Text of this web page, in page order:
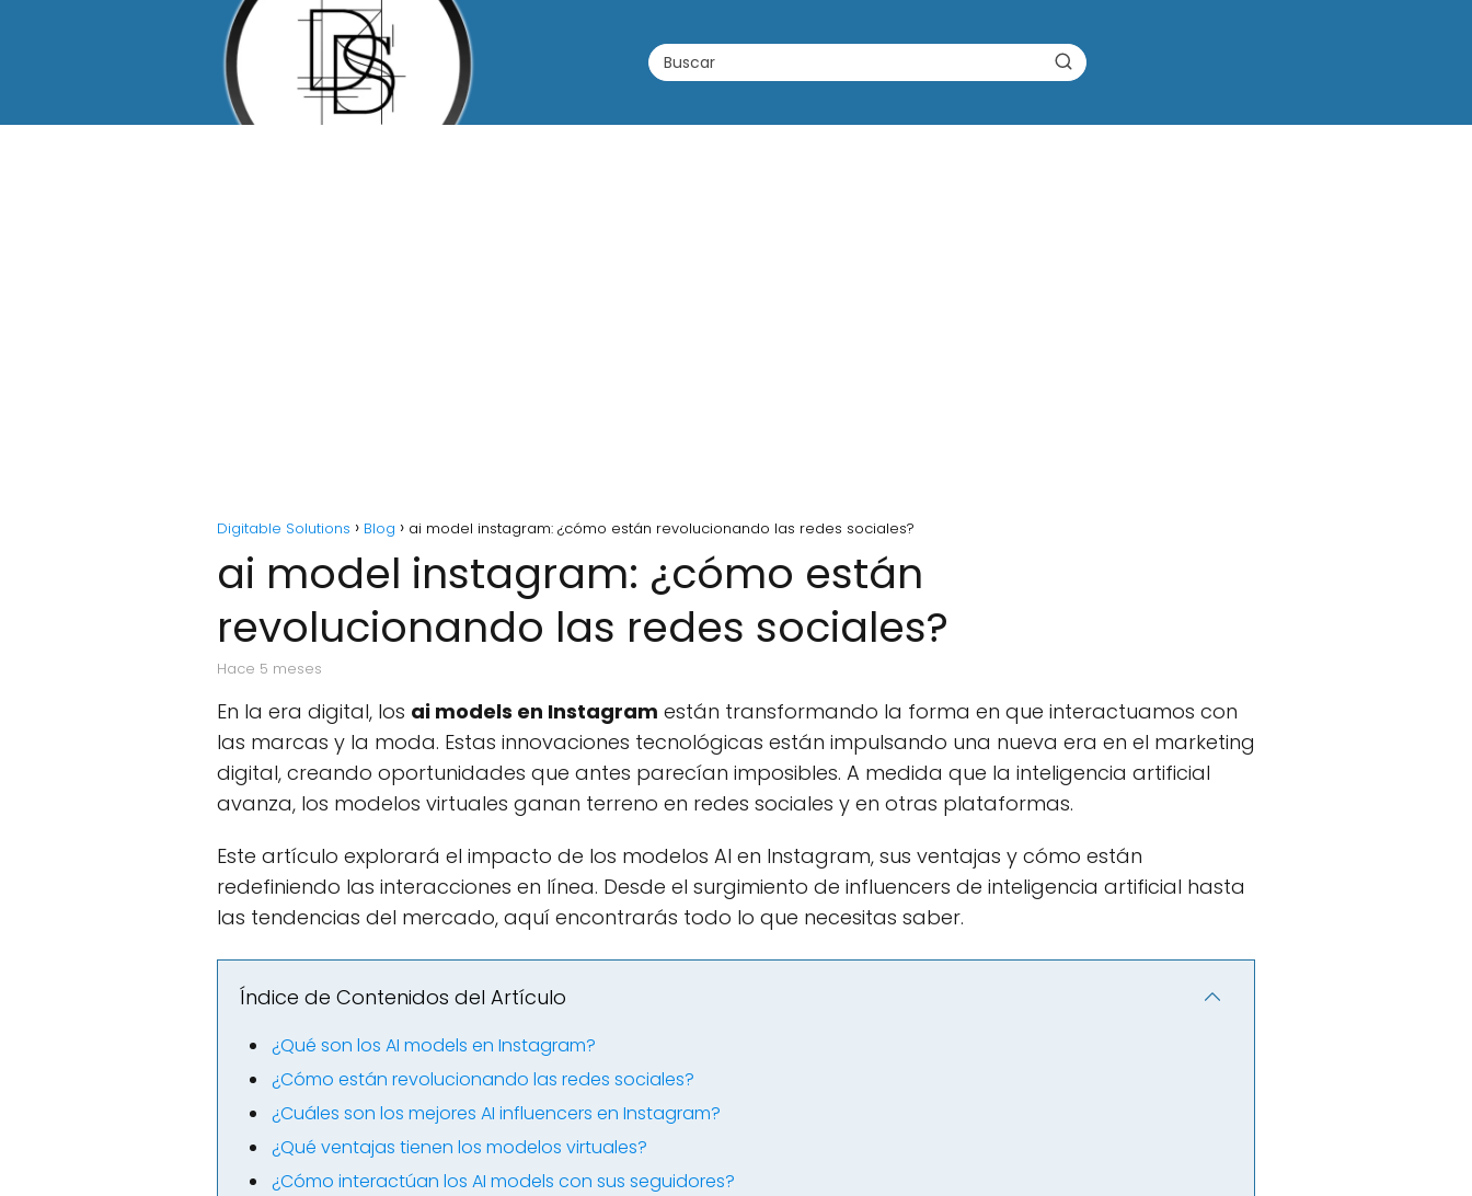
Digitable Solutions Blog ai model instagram: ¿cómo están revolucionando las redes sociales?
ai model instagram: ¿cómo están
revolucionando las redes sociales?
hace 5 meses
En la era digital, los ai models en Instagram están transformando la forma en que interactuamos con
las marcas y la moda. Estas innovaciones tecnológicas están impulsando una nueva era en el marketing
digital, creando oportunidades que antes parecían imposibles. A medida que la inteligencia artificial
avanza, los modelos virtuales ganan terreno en redes sociales y en otras plataformas.
Este artículo explorará el impacto de los modelos AI en Instagram, sus ventajas y cómo están
redefiniendo las interacciones en línea. Desde el surgimiento de influencers de inteligencia artificial hasta
las tendencias del mercado, aquí encontrarás todo lo que necesitas saber.
Índice de Contenidos del Artículo
¿Qué son los AI models en Instagram?
¿Cómo están revolucionando las redes sociales?
¿Cuáles son los mejores AI influencers en Instagram?
¿Qué ventajas tienen los modelos virtuales?
¿Cómo interactúan los AI models con sus seguidores?